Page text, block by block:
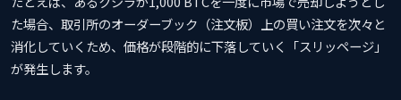
た場合、取引所のオーダーブック（注文板）上の買い注文を次々と
消化していくため、価格が段階的に下落していく「スリッページ」
が発生します。